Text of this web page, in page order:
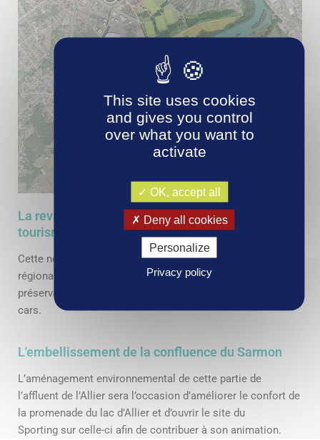
La revalorisation des activités de loisirs et de
tourisme
Cette nouvelle desserte, qui intégrera la voie verte
régionale de découverte de l’Allier, favorisera la
préservation des jardins familiaux et l’accueil des camping-
cars.
L'embellissement de la confluence du Sarmon
L’aménagement environnemental de cette partie de
l’affluent de l’Allier sera l’occasion d’améliorer le confort de
la promenade du lac d’Allier et d’ouvrir le site du
Sporting sur celle-ci afin de contribuer à son animation.
This site uses cookies
and gives you control
over what you want to
activate
OK, accept all
Deny all cookies
Personalize
Privacy policy